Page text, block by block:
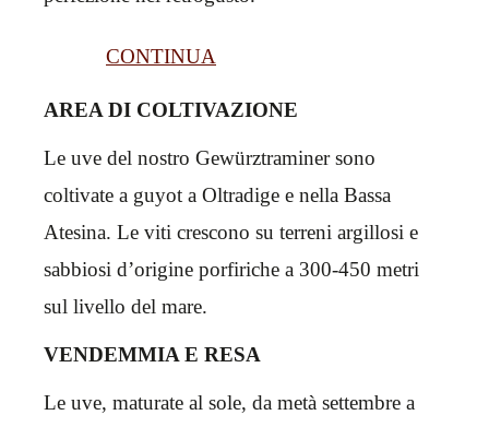
CONTINUA
AREA DI COLTIVAZIONE
Le uve del nostro Gewürztraminer sono
coltivate a guyot a Oltradige e nella Bassa
Atesina. Le viti crescono su terreni argillosi e
sabbiosi d’origine porfiriche a 300-450 metri
sul livello del mare.
VENDEMMIA E RESA
Le uve, maturate al sole, da metà settembre a